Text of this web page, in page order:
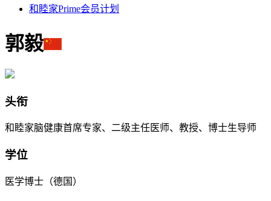
和睦家Prime会员计划
郭毅
头衔
和睦家脑健康首席专家、二级主任医师、教授、博士生导师
学位
医学博士（德国）